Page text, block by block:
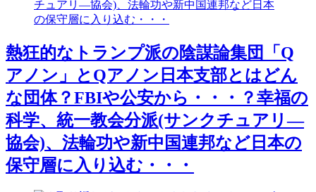
熱狂的なトランプ派の陰謀論集団「Q
アノン」とQアノン日本支部とはどん
な団体？FBIや公安から・・・？幸福の
科学、統一教会分派(サンクチュアリ―
協会)、法輪功や新中国連邦など日本の
保守層に入り込む・・・